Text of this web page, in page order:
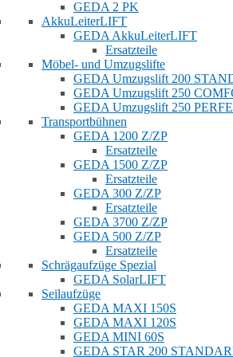
GEDA 2 PK
AkkuLeiterLIFT
GEDA AkkuLeiterLIFT
Ersatzteile
Möbel- und Umzugslifte
GEDA Umzugslift 200
GEDA Umzugslift 250
GEDA Umzugslift 250
Transportbühnen
GEDA 1200 Z/ZP
Ersatzteile
GEDA 1500 Z/ZP
Ersatzteile
GEDA 300 Z/ZP
Ersatzteile
GEDA 3700 Z/ZP
GEDA 500 Z/ZP
Ersatzteile
Schrägaufzüge Spezial
GEDA SolarLIFT
Seilaufzüge
GEDA MAXI 150S
GEDA MAXI 120S
GEDA MINI 60S
GEDA STAR 200